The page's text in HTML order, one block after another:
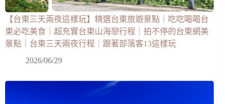
【台東三天兩夜這樣玩】精選台東旅遊景點｜吃吃喝喝台
東必吃美食｜超充實台東山海戀行程｜拍不停的台東網美
景點｜台東三天兩夜行程｜跟著部落客13這樣玩
2026/06/29